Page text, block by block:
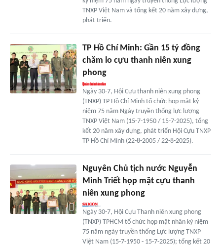
TNXP Việt Nam và tổng kết 20 năm xây dựng,
phát triển.
TP Hồ Chí Minh: Gần 15 tỷ đồng
chăm lo cựu thanh niên xung
phong
Ngày 30-7, Hội Cựu thanh niên xung phong
(TNXP) TP Hồ Chí Minh tổ chức họp mặt kỷ
niệm 75 năm Ngày truyền thống lực lượng
TNXP Việt Nam (15-7-1950 / 15-7-2025), tổng
kết 20 năm xây dựng, phát triển Hội Cựu TNXP
TP Hồ Chí Minh (22-8-2005 / 22-8-2025).
Nguyên Chủ tịch nước Nguyễn
Minh Triết họp mặt cựu thanh
niên xung phong
Ngày 30-7, Hội Cựu Thanh niên xung phong
(TNXP) TPHCM tổ chức họp mặt nhân kỷ niệm
75 năm ngày truyền thống Lực lượng TNXP
Việt Nam (15-7-1950 - 15-7-2025); tổng kết 20